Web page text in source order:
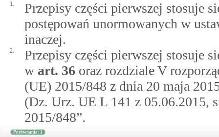
1.
Przepisy części pierwszej stosuje
postępowań unormowanych w
inaczej.
2.
Przepisy części pierwszej stosuje
w art. 36 oraz rozdziale V
(UE) 2015/848 z dnia 20 maja
(Dz. Urz. UE L 141 z 05.06.2015,
2015/848”.
Porównania: 1